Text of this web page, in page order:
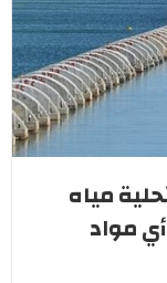
مياه
مواد